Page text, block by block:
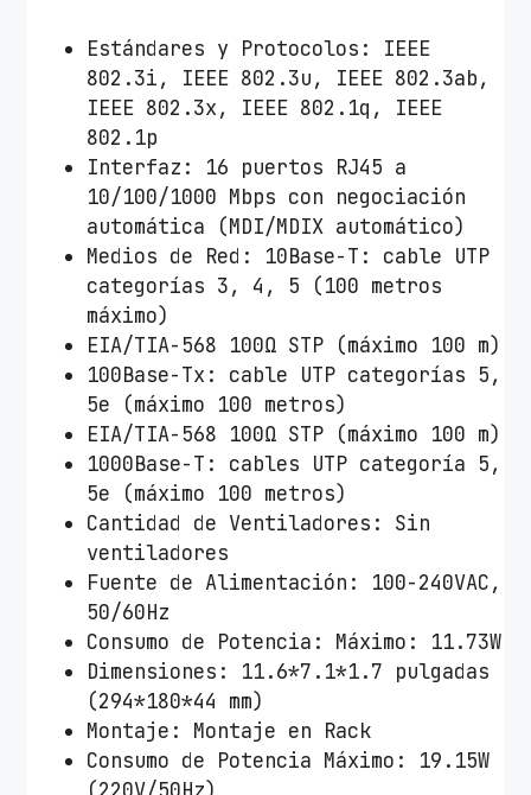
Estándares y Protocolos: IEEE
802.3i, IEEE 802.3u, IEEE 802.3ab,
IEEE 802.3x, IEEE 802.1q, IEEE
802.1p
Interfaz: 16 puertos RJ45 a
10/100/1000 Mbps con negociación
automática (MDI/MDIX automático)
Medios de Red: 10Base-T: cable UTP
categorías 3, 4, 5 (100 metros
máximo)
EIA/TIA-568 100Ω STP (máximo 100 m)
100Base-Tx: cable UTP categorías 5,
5e (máximo 100 metros)
EIA/TIA-568 100Ω STP (máximo 100 m)
1000Base-T: cables UTP categoría 5,
5e (máximo 100 metros)
Cantidad de Ventiladores: Sin
ventiladores
Fuente de Alimentación: 100-240VAC,
50/60Hz
Consumo de Potencia: Máximo: 11.73W
Dimensiones: 11.6*7.1*1.7 pulgadas
(294*180*44 mm)
Montaje: Montaje en Rack
Consumo de Potencia Máximo: 19.15W